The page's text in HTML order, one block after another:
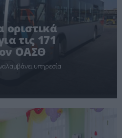
οριστικά
τις 171
ΟΑΣΘ
υπηρεσία